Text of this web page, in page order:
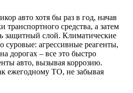
авто хотя бы раз в год, начав
транспортного средства, а затем
защитный слой. Климатические
суровые: агрессивные реагенты,
дорогах – все это быстро
авто, вызывая коррозию.
ежегодному ТО, не забывая